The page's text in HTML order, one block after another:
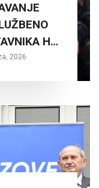
HV
27,
2026